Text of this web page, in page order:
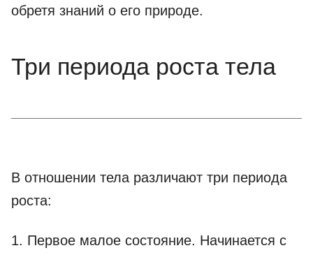
обретя знаний о его природе.
Три периода роста тела
В отношении тела различают три периода
роста:
1. Первое малое состояние. Начинается с